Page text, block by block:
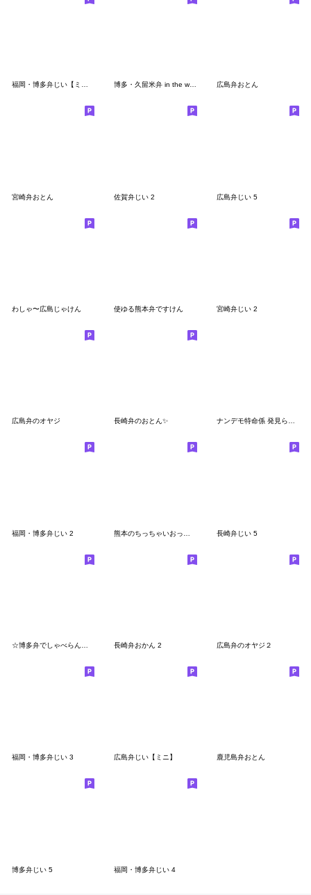
福岡・博多弁じい【ミニ】 博多・久留米弁 in the world 広島弁おとん
宮崎弁おとん 佐賀弁じい 2 広島弁じい 5
わしゃ〜広島じゃけん 使ゆる熊本弁ですけん 宮崎弁じい 2
広島弁のオヤジ 長崎弁のおとん✨ ナンデモ特命係 発見らくちゃく!
福岡・博多弁じい 2 長崎弁じい 5
長崎弁おかん 2 広島弁のオヤジ２
福岡・博多弁じい 3 広島弁じい【ミニ】 鹿児島弁おとん
博多弁じい 5 福岡・博多弁じい 4